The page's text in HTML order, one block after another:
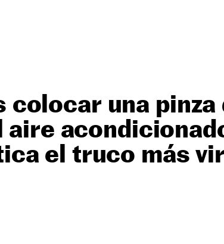
una pinza
el truco más